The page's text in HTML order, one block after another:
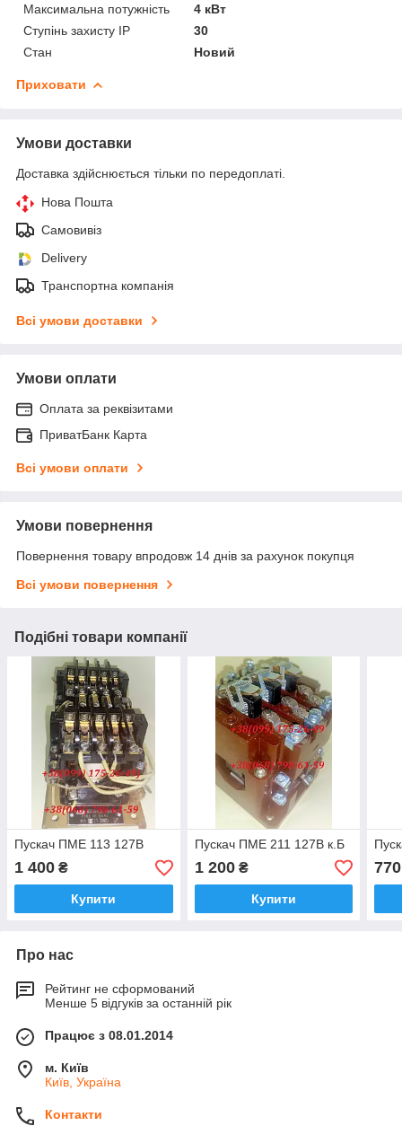
Максимальна потужність
4 кВт
Ступінь захисту IP
30
Стан
Новий
Приховати
Умови доставки
Доставка здійснюється тільки по передоплаті.
Нова Пошта
Самовивіз
Delivery
Транспортна компанія
Всі умови доставки
Умови оплати
Оплата за реквізитами
ПриватБанк Карта
Всі умови оплати
Умови повернення
Повернення товару впродовж 14 днів за рахунок покупця
Всі умови повернення
Подібні товари компанії
Пускач ПМЕ 113 127В
1 400 ₴
Купити
Пускач ПМЕ 211 127В к.Б
1 200₴
Купити
770
Про нас
Рейтинг не сформований
Менше 5 відгуків за останній рік
Працює з 08.01.2014
м. Київ
Київ, Україна
Контакти